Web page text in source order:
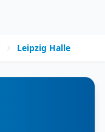
Leipzig Halle